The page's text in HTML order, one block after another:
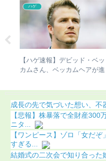
ハゲ
【ハゲ速報】デビッド・ベッ
カムさん、ベッカムヘアが進
成長の先で気づいた想い、不
【悲報】株暴落で全財産300
ニタ...
【ワンピース】ゾロ「女だ
すぎる...
結婚式の二次会で知り合った